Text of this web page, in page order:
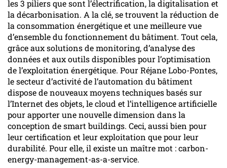
les 3 piliers que sont l’électrification, la digitalisation et
la décarbonisation. A la clé, se trouvent la réduction de
la consommation énergétique et une meilleure vue
d’ensemble du fonctionnement du bâtiment. Tout cela,
grâce aux solutions de monitoring, d’analyse des
données et aux outils disponibles pour l’optimisation
de l’exploitation énergétique. Pour Réjane Lobo-Pontes,
le secteur d’activité de l’automation du bâtiment
dispose de nouveaux moyens techniques basés sur
l’Internet des objets, le cloud et l’intelligence artificielle
pour apporter une nouvelle dimension dans la
conception de smart buildings. Ceci, aussi bien pour
leur certification et leur exploitation que pour leur
durabilité. Pour elle, il existe un maître mot : carbon-
energy-management-as-a-service.